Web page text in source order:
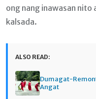
ong nang inawasan nito
kalsada.
ALSO READ:
Dumagat-
Angat